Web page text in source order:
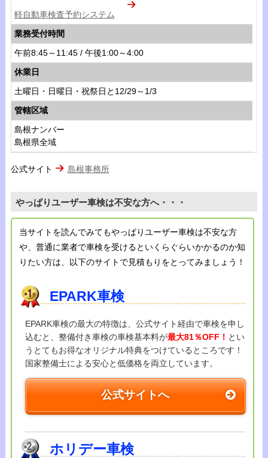
軽自動車検査予約システム
業務受付時間
午前8:45～11:45 / 午後1:00～4:00
休業日
土曜日・日曜日・祝祭日と12/29～1/3
管轄区域
島根ナンバー
島根県全域
公式サイト 島根事務所
やっぱりユーザー車検は不安な方へ・・・
当サイトを読んでみてもやっぱりユーザー車検は不安な方
や、普通に業者で車検を受けるといくらぐらいかかるのか知
りたい方は、以下のサイトで見積もりをとってみましょう！
EPARK車検
EPARK車検の最大の特徴は、公式サイト経由で車検を申し
込むと、整備付き車検の車検基本料が最大81％OFF！ とい
うとてもお得なオリジナル特典をつけているところです！
国家整備士による安心と低価格を両立しています。
公式サイトへ
ホリデー車検